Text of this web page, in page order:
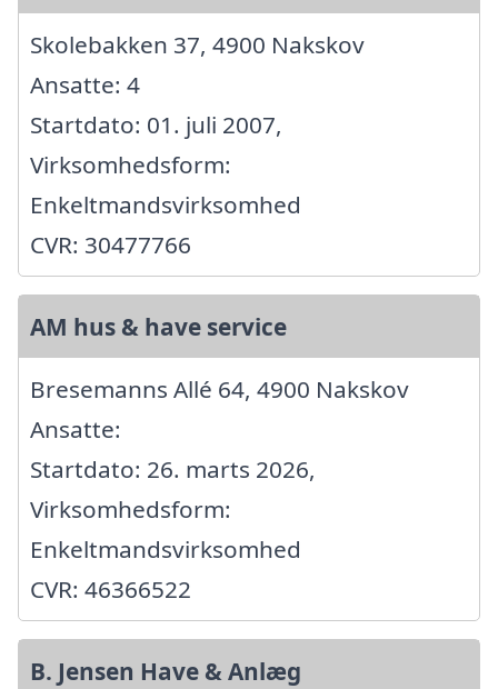
Skolebakken 37, 4900 Nakskov
Ansatte: 4
Startdato: 01. juli 2007,
Virksomhedsform:
Enkeltmandsvirksomhed
CVR: 30477766
AM hus & have service
Bresemanns Allé 64, 4900 Nakskov
Ansatte:
Startdato: 26. marts 2026,
Virksomhedsform:
Enkeltmandsvirksomhed
CVR: 46366522
B. Jensen Have & Anlæg